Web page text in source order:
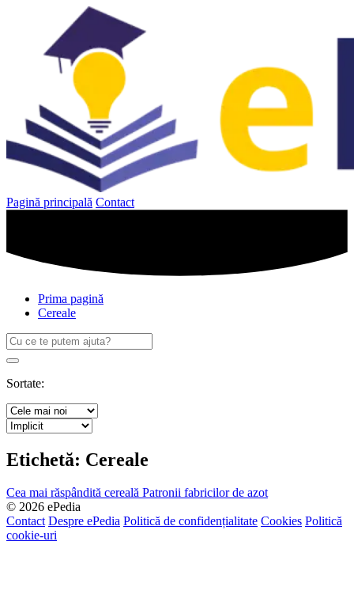
Pagină principală Contact
Prima pagină
Cereale
Caută
după:
Search
Sortate:
Etichetă: Cereale
Cea mai răspândită cereală Patronii fabricilor de azot
© 2026 ePedia
Contact Despre ePedia Politică de confidențialitate Cookies Politică
cookie-uri